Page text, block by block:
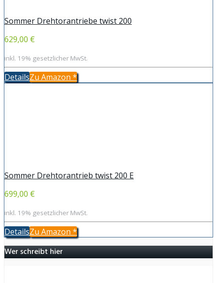
Sommer Drehtorantriebe twist 200
629,00 €
inkl. 19% gesetzlicher MwSt.
DetailsZu Amazon *
Sommer Drehtorantrieb twist 200 E
699,00 €
inkl. 19% gesetzlicher MwSt.
DetailsZu Amazon *
Wer schreibt hier